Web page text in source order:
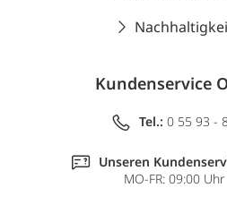
Kundenservice
Tel.: 0 55 93 -
Unseren
MO-FR: 09:00